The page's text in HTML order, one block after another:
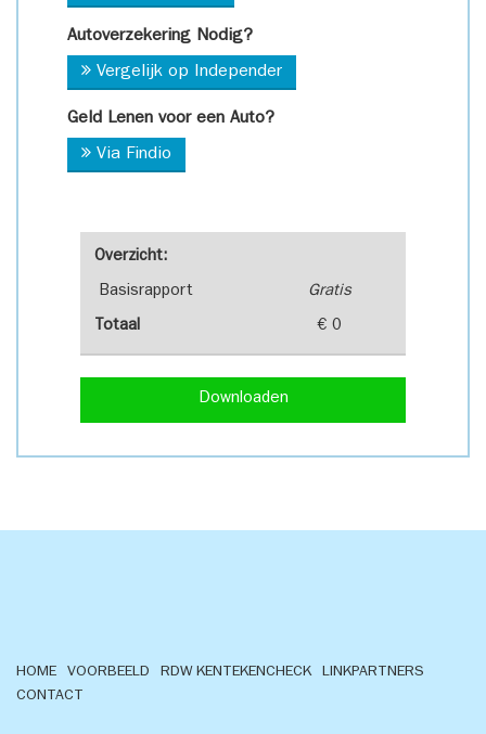
Overzicht:
Basisrapport Gratis
Totaal € 0
Downloaden
Autoverzekering Nodig?
Vergelijk op Independer
Geld Lenen voor een Auto?
Via Findio
HOME VOORBEELD RDW KENTEKENCHECK
LINKPARTNERS
CONTACT